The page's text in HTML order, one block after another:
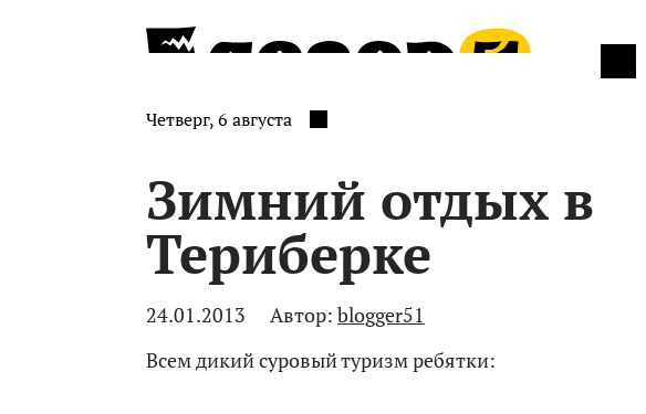
Четверг, 6 августа
Зимний отдых в
Териберке
24.01.2013 Автор: blogger51
Всем дикий суровый туризм ребятки: